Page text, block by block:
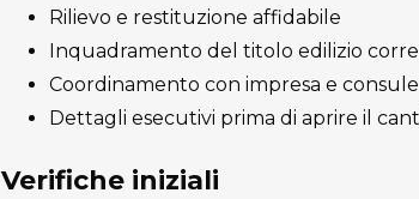
Rilievo e restituzione affidabile
Inquadramento del titolo edilizio
Coordinamento con impresa e
Dettagli esecutivi prima di aprire il
Verifiche iniziali